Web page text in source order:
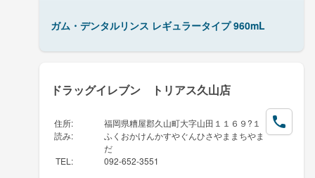
ガム・デンタルリンス レギュラータイプ 960mL
ドラッグイレブン トリアス久山店
住所:
福岡県糟屋郡久山町大字山田１１６９?１
読み:
ふくおかけんかすやぐんひさやままちやま
だ
TEL : 092-652-3551